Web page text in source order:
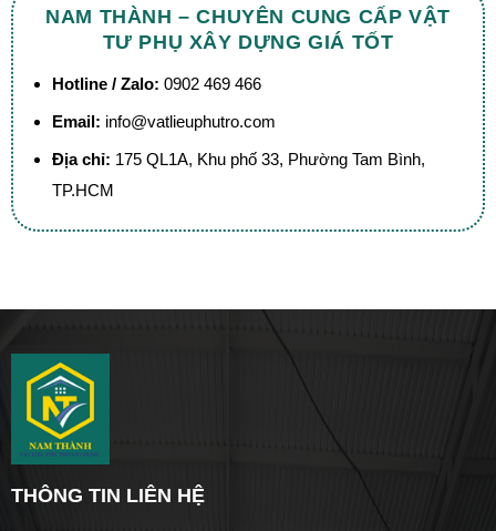
NAM THÀNH – CHUYÊN CUNG CẤP VẬT
TƯ PHỤ XÂY DỰNG GIÁ TỐT
Hotline / Zalo: 0902 469 466
Email: info@vatlieuphutro.com
Địa chỉ: 175 QL1A, Khu phố 33, Phường Tam Bình,
TP.HCM
THÔNG TIN LIÊN HỆ